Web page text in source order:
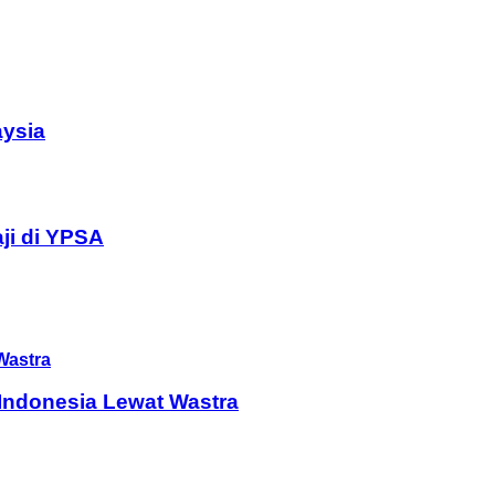
di YPSA
Lewat Wastra